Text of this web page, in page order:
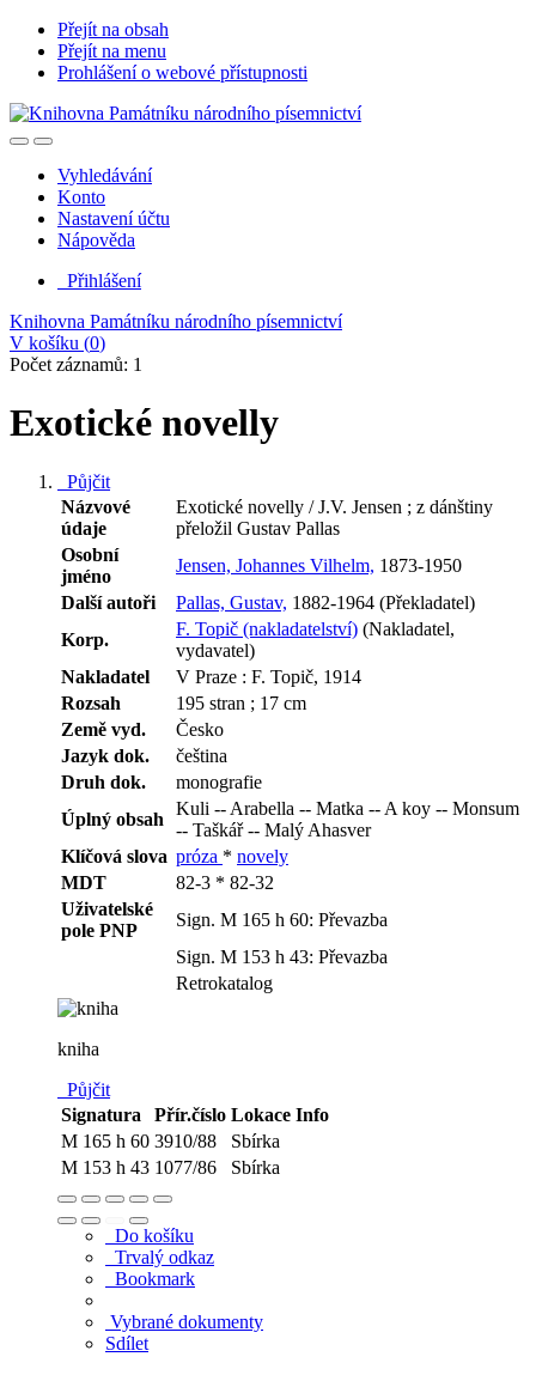
Přejít na obsah
Přejít na menu
Prohlášení o webové přístupnosti
Vyhledávání
Konto
Nastavení účtu
Nápověda
Přihlášení
Knihovna Památníku národního písemnictví
V košíku (0)
Počet záznamů: 1
Exotické novelly
Půjčit
Názvové
údaje
Exotické novelly / J.V. Jensen ; z dánštiny
přeložil Gustav Pallas
Osobní
jméno
Jensen, Johannes Vilhelm, 1873-1950
Další autoři
Pallas, Gustav, 1882-1964 (Překladatel)
Korp.
F. Topič (nakladatelství) (Nakladatel,
vydavatel)
Nakladatel
V Praze : F. Topič, 1914
Rozsah
195 stran ; 17 cm
Země vyd.
Česko
Jazyk dok.
čeština
Druh dok.
monografie
Úplný obsah
Kuli -- Arabella -- Matka -- A koy -- Monsum
-- Taškář -- Malý Ahasver
Klíčová slova próza * novely
MDT
82-3 * 82-32
Uživatelské
pole PNP
Sign. M 165 h 60: Převazba
Sign. M 153 h 43: Převazba
Retrokatalog
kniha
Půjčit
Signatura
Přír.číslo Lokace Info
M 165 h 60 3910/88
Sbírka
M 153 h 43 1077/86 Sbírka
Do košíku
Trvalý odkaz
Bookmark
Vybrané dokumenty
Sdílet